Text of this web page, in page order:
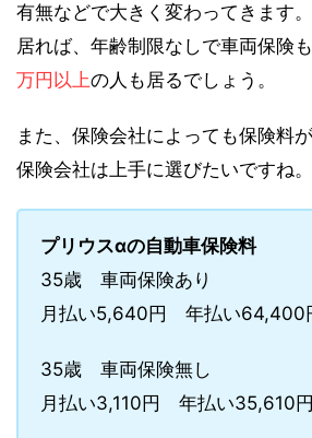
有無などで大きく変わってきます。
居れば、年齢制限なしで車両保険
万円以上の人も居るでしょう。
また、保険会社によっても保険料
保険会社は上手に選びたいですね。
プリウスαの自動車保険料
35歳 車両保険あり
月払い5,640円 年払い64,400
35歳 車両保険無し
月払い3,110円 年払い35,610円